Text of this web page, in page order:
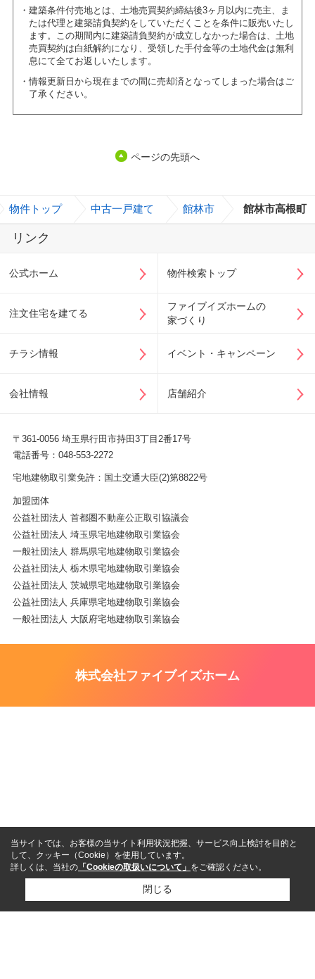
建築条件付売地とは、土地売買契約締結後3ヶ月以内に売主、ま
たは代理と建築請負契約をしていただくことを条件に販売いたし
ます。この期間内に建築請負契約が成立しなかった場合は、土地
売買契約は白紙解約になり、受領した手付金等の土地代金は無利
息にて全てお返しいたします。
情報更新日から現在までの間に売却済となってしまった場合はご
了承ください。
ページの先頭へ
物件トップ 中古一戸建て 館林市 館林市高根町
リンク
公式ホーム 物件検索トップ
注文住宅を建てる
ファイブイズホームの
家づくり
チラシ情報 イベント・キャンペーン
会社情報 店舗紹介
〒361-0056 埼玉県行田市持田3丁目2番17号
電話番号：048-553-2272
宅地建物取引業免許：国土交通大臣(2)第8822号
加盟団体
公益社団法人 首都圏不動産公正取引協議会
公益社団法人 埼玉県宅地建物取引業協会
一般社団法人 群馬県宅地建物取引業協会
公益社団法人 栃木県宅地建物取引業協会
公益社団法人 茨城県宅地建物取引業協会
公益社団法人 兵庫県宅地建物取引業協会
一般社団法人 大阪府宅地建物取引業協会
株式会社ファイブイズホーム
当サイトでは、お客様の当サイト利用状況把握、サービス向上検討を目的と
して、クッキー（Cookie）を使用しています。
詳しくは、当社の 「Cookieの取扱いについて」 をご確認ください。
閉じる